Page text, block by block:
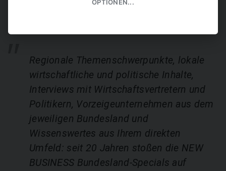
Regionale Themenschwerpunkte, lokale
wirtschaftliche und politische Inhalte,
Interviews mit Wirtschaftsvertretern und
Politikern, Vorzeigeunternehmen aus dem
jeweiligen Bundesland und
Wissenswertes aus Ihrem direkten
Umfeld: seit 20 Jahren stoßen die NEW
BUSINESS Bundesland-Specials auf
OPTIONEN...